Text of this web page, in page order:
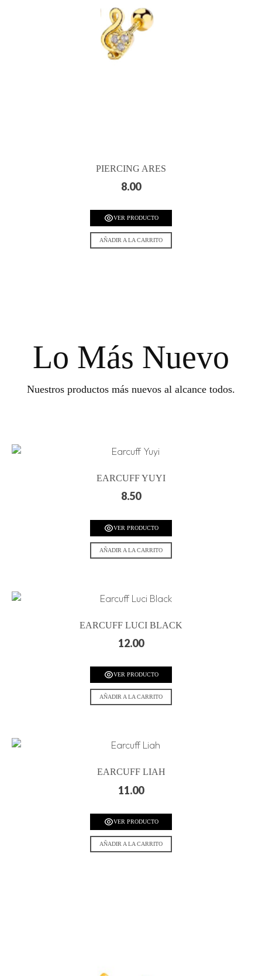
PIERCING ARES
8.00
VER PRODUCTO
AÑADIR A LA CARRITO
Lo Más Nuevo
Nuestros productos más nuevos al alcance todos.
EARCUFF YUYI
8.50
VER PRODUCTO
AÑADIR A LA CARRITO
EARCUFF LUCI BLACK
12.00
VER PRODUCTO
AÑADIR A LA CARRITO
EARCUFF LIAH
11.00
VER PRODUCTO
AÑADIR A LA CARRITO